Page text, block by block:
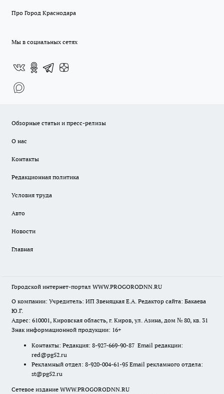
Про Город Краснодара
Мы в социальных сетях
Обзорные статьи и пресс-релизы
О нас
Контакты
Редакционная политика
Условия труда
Авто
Новости
Главная
Городской интернет-портал WWW.PROGORODNN.RU
О компании: Учредитель: ИП Звеняцкая Е.А. Редактор сайта: Бакаева
Ю.Г.
Адрес: 610001, Кировская область, г. Киров, ул. Азина, дом № 80, кв. 31
Знак информационной продукции: 16+
Контакты: Редакция: 8-927-669-90-87 Email редакции:
red@pg52.ru
Рекламный отдел: 8-920-004-61-95 Email рекламного отдела:
st@pg52.ru
Сетевое издание WWW.PROGORODNN.RU